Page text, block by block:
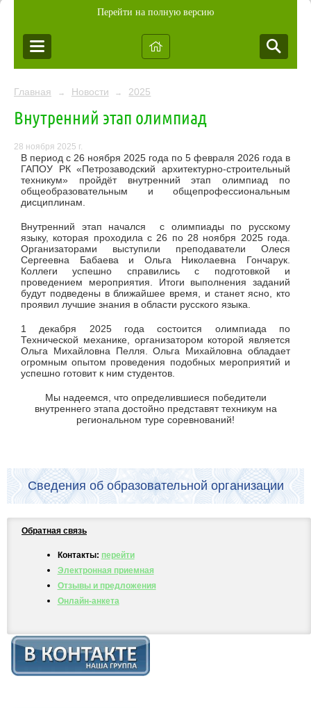
Перейти на полную версию
Главная → Новости → 2025
Внутренний этап олимпиад
28 ноября 2025 г.
В период с 26 ноября 2025 года по 5 февраля 2026 года в
ГАПОУ РК «Петрозаводский архитектурно-строительный
техникум» пройдёт внутренний этап олимпиад по
общеобразовательным и общепрофессиональным
дисциплинам.
Внутренний этап начался с олимпиады по русскому
языку, которая проходила с 26 по 28 ноября 2025 года.
Организаторами выступили преподаватели Олеся
Сергеевна Бабаева и Ольга Николаевна Гончарук.
Коллеги успешно справились с подготовкой и
проведением мероприятия. Итоги выполнения заданий
будут подведены в ближайшее время, и станет ясно, кто
проявил лучшие знания в области русского языка.
1 декабря 2025 года состоится олимпиада по
Технической механике, организатором которой является
Ольга Михайловна Пелля. Ольга Михайловна обладает
огромным опытом проведения подобных мероприятий и
успешно готовит к ним студентов.
Мы надеемся, что определившиеся победители
внутреннего этапа достойно представят техникум на
региональном туре соревнований!
Сведения об образовательной организации
Обратная связь
Контакты: перейти
Электронная приемная
Отзывы и предложения
Онлайн-анкета